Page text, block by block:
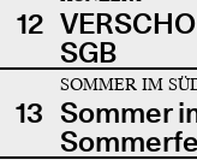
12
SGB
13
SOMMER IM
Sommer